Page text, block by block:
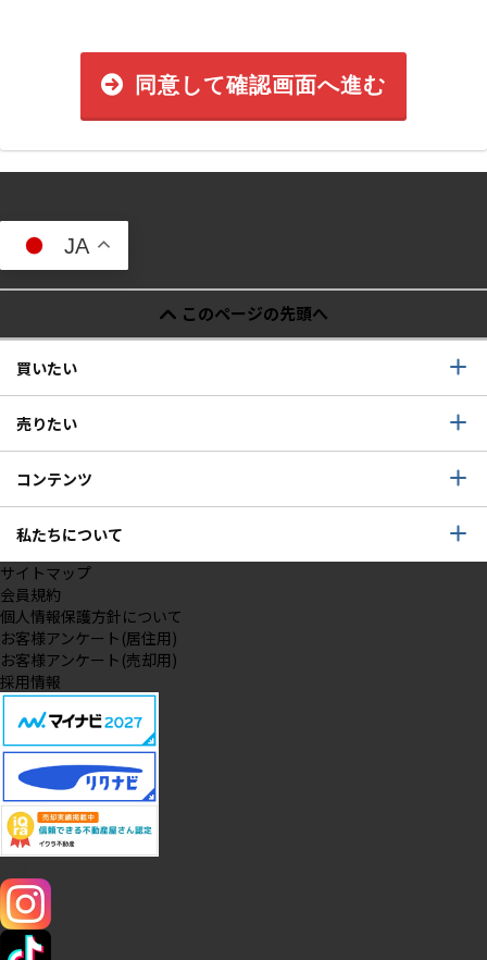
同意して確認画面へ進む
JA
このページの先頭へ
買いたい
売りたい
コンテンツ
私たちについて
サイトマップ
会員規約
個人情報保護方針について
お客様アンケート(居住用)
お客様アンケート(売却用)
採用情報